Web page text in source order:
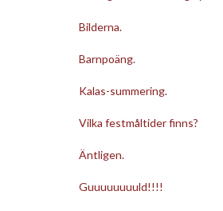
Bilderna.
Barnpoäng.
Kalas-summering.
Vilka festmåltider finns?
Äntligen.
Guuuuuuuuld!!!!